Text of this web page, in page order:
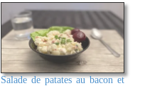
Salade de patates au bacon et